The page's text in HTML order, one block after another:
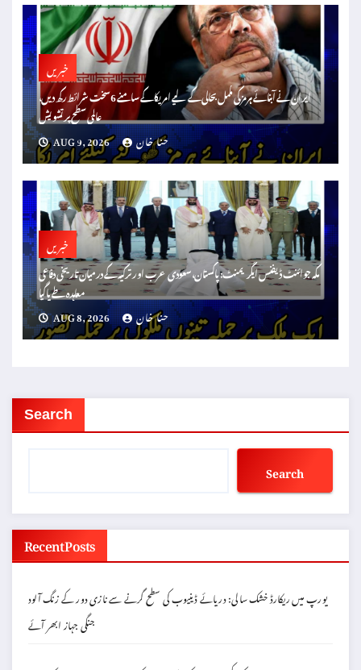
خبریں
ایران نے آبنائے ہرمز کی مکمل بحالی کے لیے امریکا کے سامنے 6 سخت شرائط رکھ دیں،
عالمی سطح پر تشویش
AUG 9, 2026
حنا خان
خبریں
مکہ جوائنٹ ڈیفنس ایگریمنٹ: پاکستان، سعودی عرب اور ترکیہ کے درمیان تاریخی دفاعی
معاہدہ طے پا گیا
AUG 8, 2026
حنا خان
Search
Search
Recent Posts
یورپ میں ریکارڈ خشک سالی: دریائے ڈینیوب کی سطح گرنے سے نازی دور کے زنگ آلود
جنگی جہاز ابھر آئے